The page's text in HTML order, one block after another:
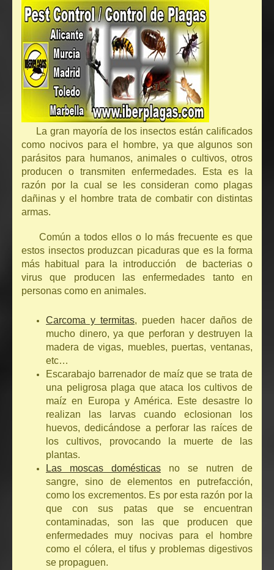
La gran mayoría de los insectos están calificados
como nocivos para el hombre, ya que algunos son
parásitos para humanos, animales o cultivos, otros
producen o transmiten enfermedades. Esta es la
razón por la cual se les consideran como plagas
dañinas y el hombre trata de combatir con distintas
armas.
Común a todos ellos o lo más frecuente es que
estos insectos produzcan picaduras que es la forma
más habitual para la introducción de bacterias o
virus que producen las enfermedades tanto en
personas como en animales.
Carcoma y termitas, pueden hacer daños de
mucho dinero, ya que perforan y destruyen la
madera de vigas, muebles, puertas, ventanas,
etc…
Escarabajo barrenador de maíz que se trata de
una peligrosa plaga que ataca los cultivos de
maíz en Europa y América. Este desastre lo
realizan las larvas cuando eclosionan los
huevos, dedicándose a perforar las raíces de
los cultivos, provocando la muerte de las
plantas.
Las moscas domésticas no se nutren de
sangre, sino de elementos en putrefacción,
como los excrementos. Es por esta razón por la
que con sus patas que se encuentran
contaminadas, son las que producen que
enfermedades muy nocivas para el hombre
como el cólera, el tifus y problemas digestivos
se propaguen.